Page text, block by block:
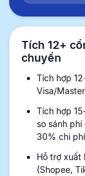
Tích 12+
chuyển
Tích hợp
Visa/
Tích hợp
so sánh
30% chi
Hỗ trợ xuất
(Shopee,